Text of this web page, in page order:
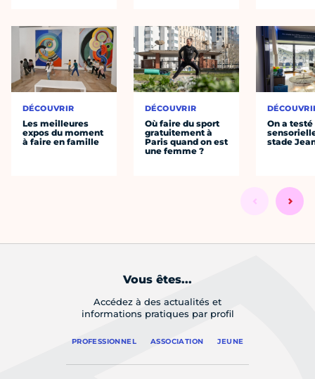
DÉCOUVRIR
Les meilleures
expos du moment
à faire en famille
DÉCOUVRIR
Où faire du sport
gratuitement à
Paris quand on est
une femme ?
On a
stade
Vous êtes...
Accédez à des actualités et
informations pratiques par profil
PROFESSIONNEL ASSOCIATION JEUNE